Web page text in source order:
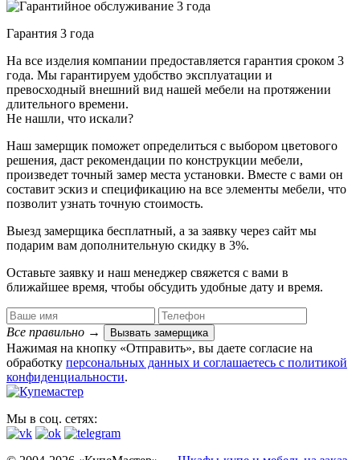
Гарантия 3 года
На все изделия компании предоставляется гарантия сроком 3
года. Мы гарантируем удобство эксплуатации и
превосходный внешний вид нашей мебели на протяжении
длительного времени.
Не нашли, что искали?
Наш замерщик поможет определиться с выбором цветового
решения, даст рекомендации по конструкции мебели,
произведет точный замер места установки. Вместе с вами он
составит эскиз и спецификацию на все элементы мебели, что
позволит узнать точную стоимость.
Выезд замерщика бесплатный, а за заявку через сайт мы
подарим вам дополнительную скидку в 3%.
Оставьте заявку и наш менеджер свяжется с вами в
ближайшее время, чтобы обсудить удобные дату и время.
Все правильно → Вызвать замерщика
Нажимая на кнопку «Отправить», вы даете согласие на
обработку персональных данных​ и соглашаетесь c политикой
конфиденциальности.
Мы в соц. сетях: